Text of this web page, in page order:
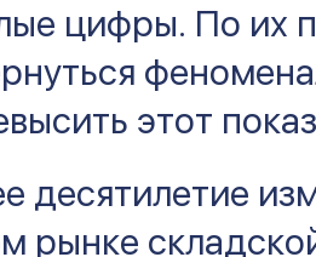
цифры. По их
этот
десятилетие
рынке